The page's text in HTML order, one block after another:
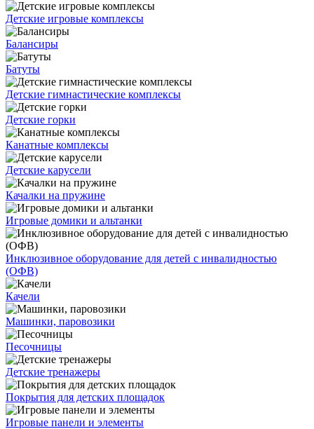
Детские игровые комплексы
Балансиры
Батуты
Детские гимнастические комплексы
Детские горки
Канатные комплексы
Детские карусели
Качалки на пружине
Игровые домики и альтанки
Инклюзивное оборудование для детей с инвалидностью
(ОФВ)
Качели
Машинки, паровозики
Песочницы
Детские тренажеры
Покрытия для детских площадок
Игровые панели и элементы